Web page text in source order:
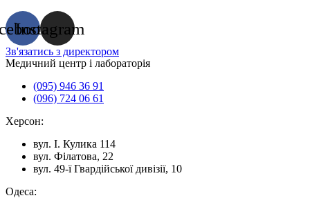
Instagram
Зв'язатись з директором
Медичний центр і лабораторія
(095) 946 36 91
(096) 724 06 61
Херсон:
вул. I. Кулика 114
вул. Філатова, 22
вул. 49-ї Гвардійської дивізії, 10
Одеса: